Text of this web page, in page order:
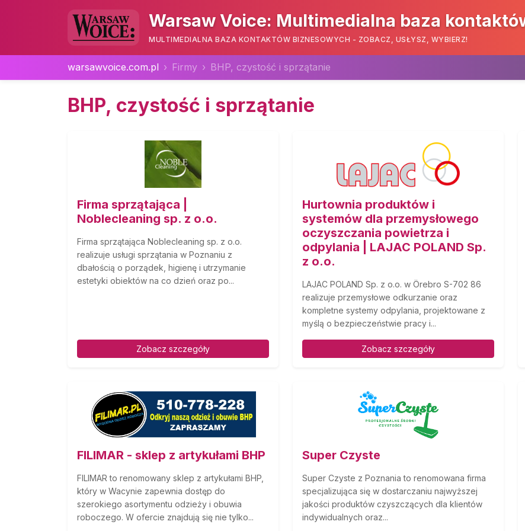
Warsaw Voice: Multimedialna baza
MULTIMEDIALNA BAZA KONTAKTÓW BIZNESOWYCH - ZOBACZ, USŁYSZ, WYBIERZ!
warsawvoice.com.pl Firmy BHP, czystość i sprzątanie
BHP, czystość i sprzątanie
Firma sprzątająca |
Noblecleaning sp. z o.o.
Firma sprzątająca Noblecleaning sp. z o.o.
realizuje usługi sprzątania w Poznaniu z
dbałością o porządek, higienę i utrzymanie
estetyki obiektów na co dzień oraz po...
Zobacz szczegóły
Hurtownia produktów i
systemów dla przemysłowego
oczyszczania powietrza i
odpylania | LAJAC POLAND Sp.
z o.o.
LAJAC POLAND Sp. z o.o. w Örebro S-702 86
realizuje przemysłowe odkurzanie oraz
kompletne systemy odpylania, projektowane z
myślą o bezpieczeństwie pracy i...
Zobacz szczegóły
FILIMAR - sklep z artykułami BHP
FILIMAR to renomowany sklep z artykułami BHP,
który w Wacynie zapewnia dostęp do
szerokiego asortymentu odzieży i obuwia
roboczego. W ofercie znajdują się nie tylko...
Super Czyste
Super Czyste z Poznania to renomowana firma
specjalizująca się w dostarczaniu najwyższej
jakości produktów czyszczących dla klientów
indywidualnych oraz...